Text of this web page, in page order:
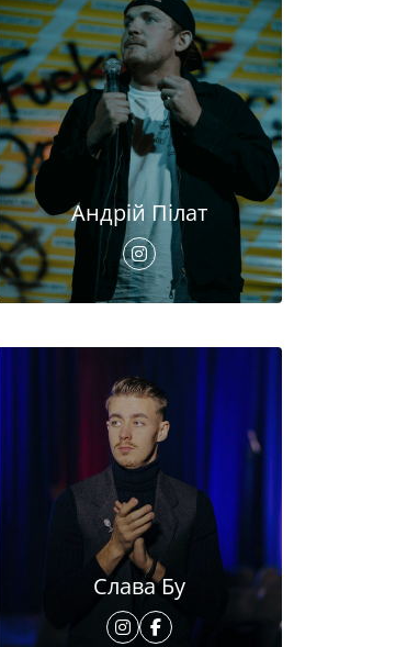
Андрій Пілат
Слава Бу